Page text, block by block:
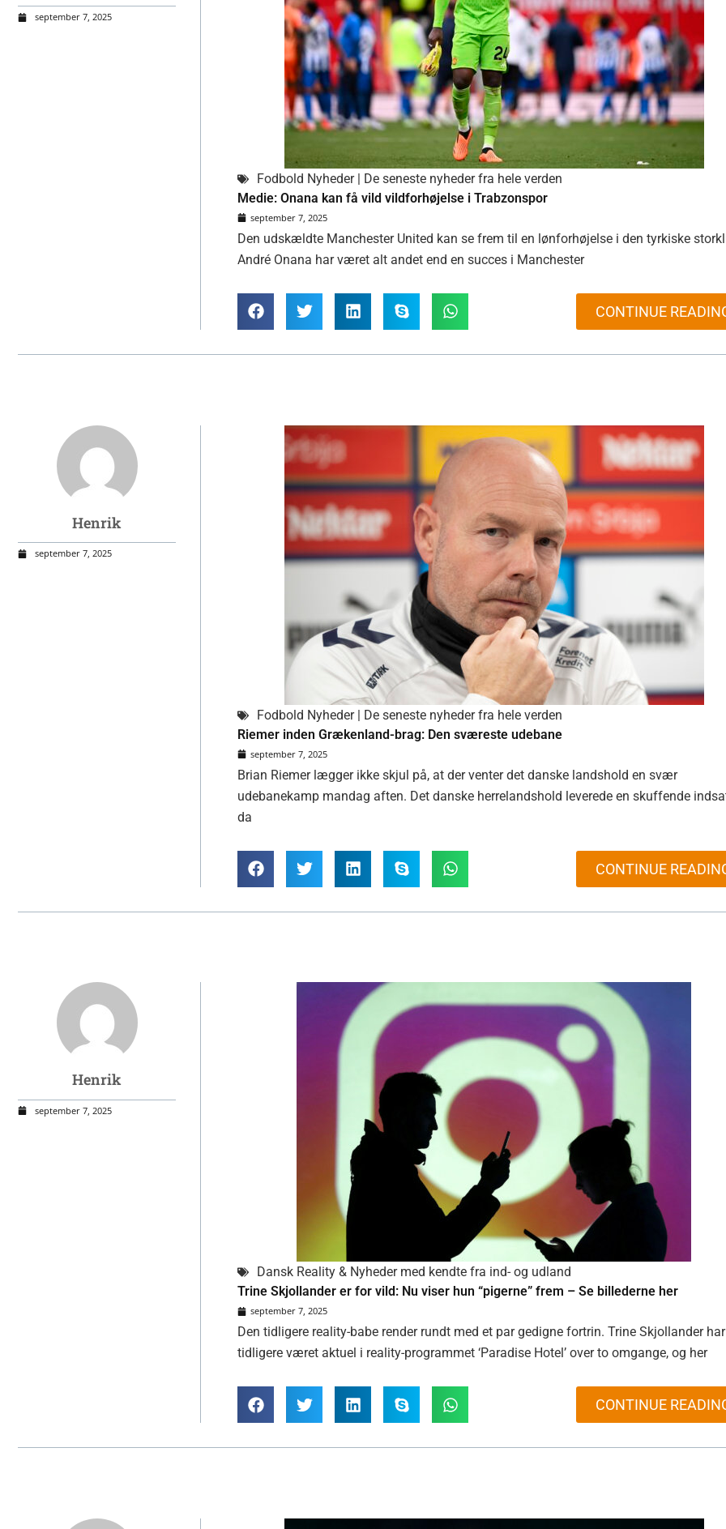
september 7, 2025
Fodbold Nyheder | De seneste nyheder fra hele verden
Medie: Onana kan få vild vildforhøjelse i Trabzonspor
september 7, 2025
Den udskældte Manchester United kan se frem til en lønforhøjelse i den tyrkiske
André Onana har været alt andet end en succes i Manchester
CONTINUE
Henrik
september 7, 2025
Fodbold Nyheder | De seneste nyheder fra hele verden
Riemer inden Grækenland-brag: Den sværeste udebane
september 7, 2025
Brian Riemer lægger ikke skjul på, at der venter det danske landshold en svær
udebanekamp mandag aften. Det danske herrelandshold leverede en skuffende
da
CONTINUE
Henrik
september 7, 2025
Dansk Reality & Nyheder med kendte fra ind- og udland
Trine Skjollander er for vild: Nu viser hun “pigerne” frem – Se billederne her
september 7, 2025
Den tidligere reality-babe render rundt med et par gedigne fortrin. Trine Skjollander har
tidligere været aktuel i reality-programmet ‘Paradise Hotel’ over to omgange, og her
CONTINUE